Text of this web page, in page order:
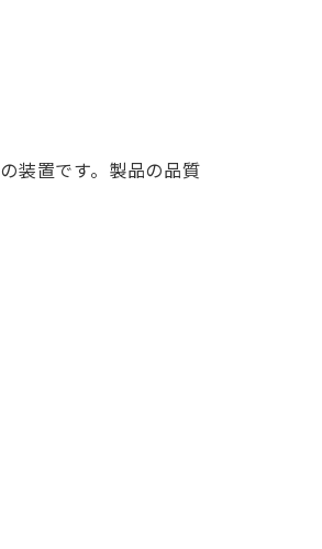
装置です。製品の品質